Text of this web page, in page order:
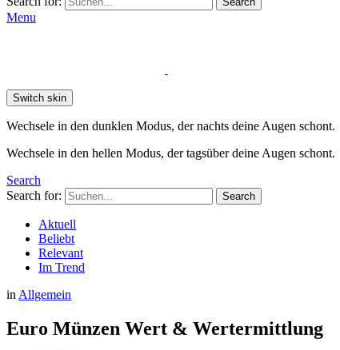
Menu
Switch skin
Wechsele in den dunklen Modus, der nachts deine Augen schont.
Wechsele in den hellen Modus, der tagsüber deine Augen schont.
Search
Search for:
Search
Aktuell
Beliebt
Relevant
Im Trend
in Allgemein
Euro Münzen Wert & Wertermittlung